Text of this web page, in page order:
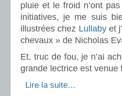
pluie et le froid n’ont
initiatives, je me suis
illustrées chez Lullabyet
chevaux » de Nicholas
Et, truc de fou, je n’ai
grande lectrice est venue
Lire la suite…